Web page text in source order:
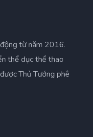
từ năm 2016.
thể dục thể thao
Thủ Tướng phê